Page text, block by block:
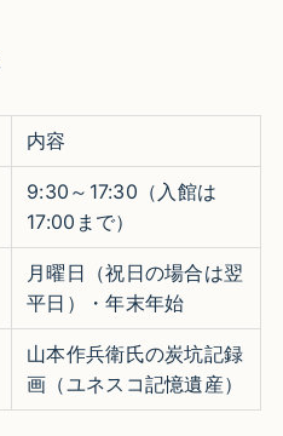
内容
9:30～17:30（入館は
17:00まで）​
月曜日（祝日の場合は翌
平日）・年末年始 ​
山本作兵衛氏の炭坑記録
画（ユネスコ記憶遺産）​